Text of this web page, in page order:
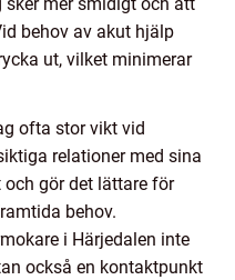
behov av akut hjälp
ut, vilket minimerar
ofta stor vikt vid
relationer med sina
och gör det lättare för
behov.
i Härjedalen inte
också en kontaktpunkt